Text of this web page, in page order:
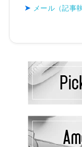
メール（記事